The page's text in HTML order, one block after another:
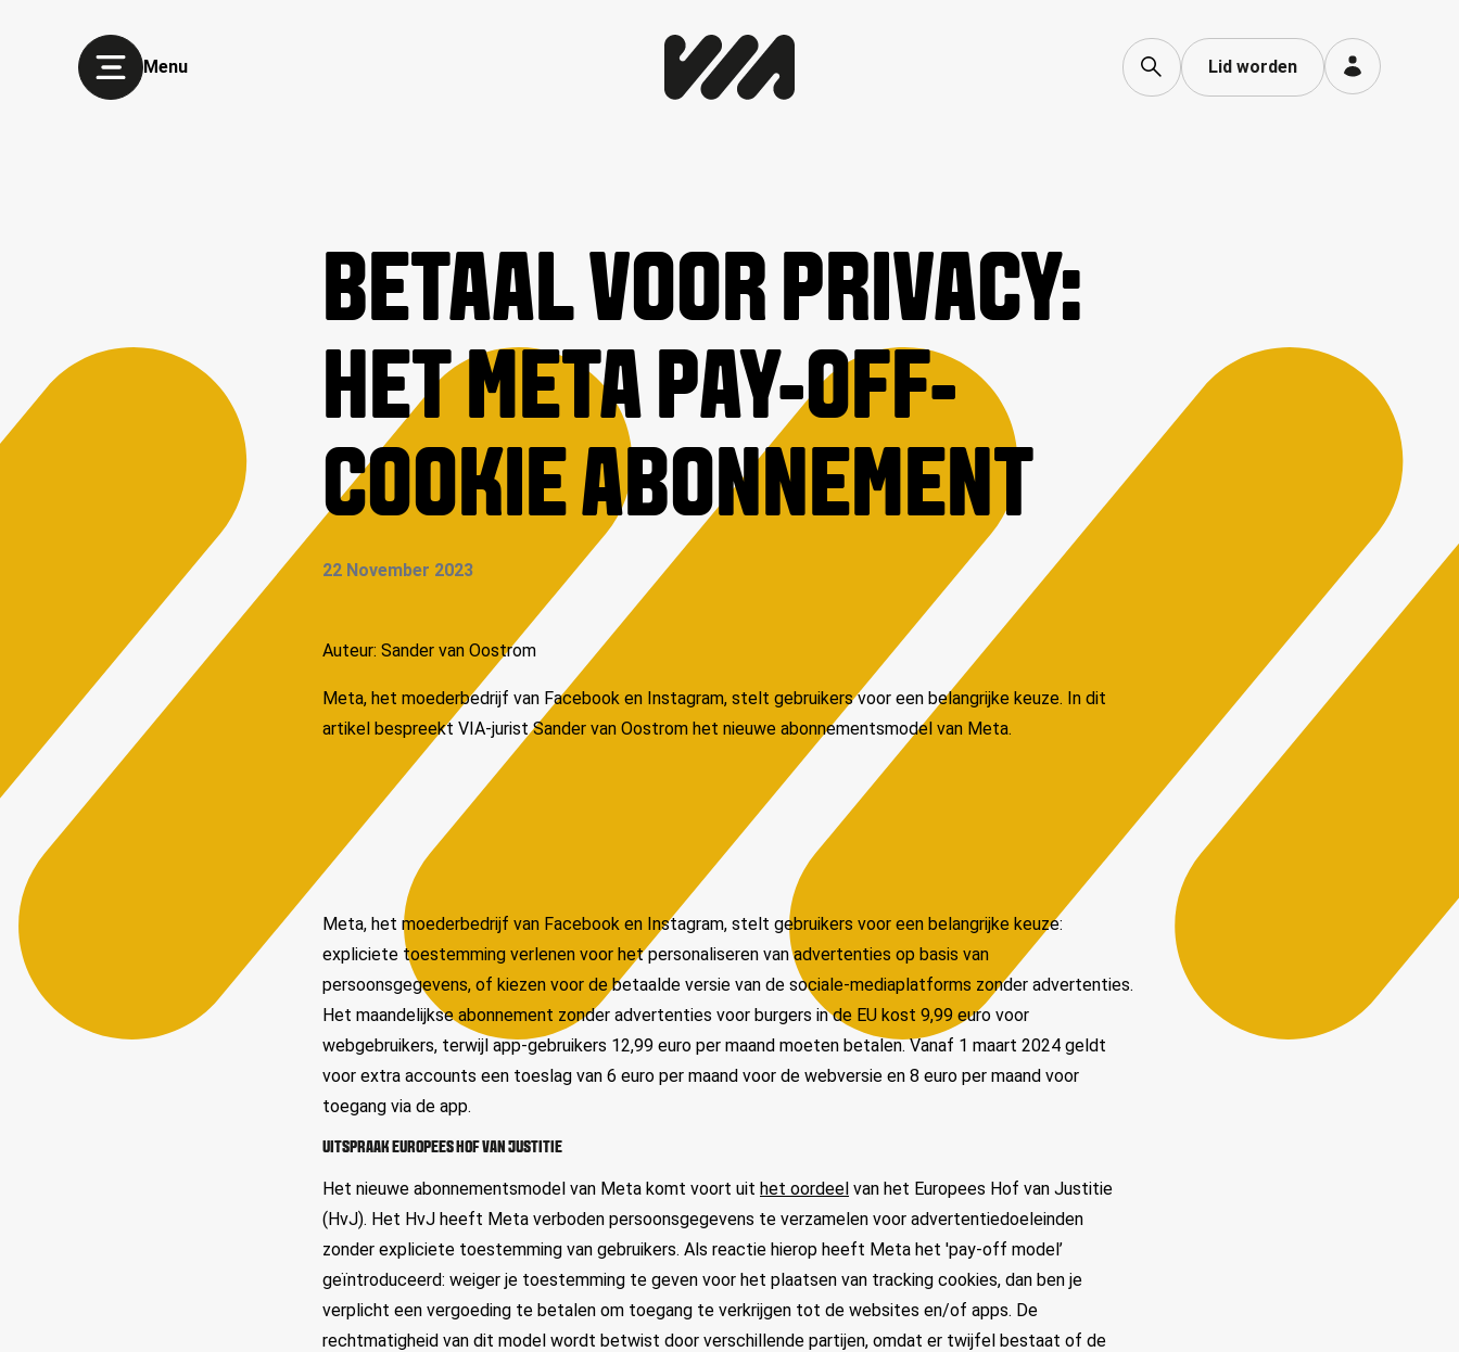
Menu Lid worden
BETAAL VOOR PRIVACY:
HET META PAY-OFF-
COOKIE ABONNEMENT
22 November 2023
Auteur: Sander van Oostrom
Meta, het moederbedrijf van Facebook en Instagram, stelt gebruikers voor een belangrijke keuze. In dit
artikel bespreekt VIA-jurist Sander van Oostrom het nieuwe abonnementsmodel van Meta.
Meta, het moederbedrijf van Facebook en Instagram, stelt gebruikers voor een belangrijke keuze:
expliciete toestemming verlenen voor het personaliseren van advertenties op basis van
persoonsgegevens, of kiezen voor de betaalde versie van de sociale-mediaplatforms zonder advertenties.
Het maandelijkse abonnement zonder advertenties voor burgers in de EU kost 9,99 euro voor
webgebruikers, terwijl app-gebruikers 12,99 euro per maand moeten betalen. Vanaf 1 maart 2024 geldt
voor extra accounts een toeslag van 6 euro per maand voor de webversie en 8 euro per maand voor
toegang via de app.
UITSPRAAK EUROPEES HOF VAN JUSTITIE
Het nieuwe abonnementsmodel van Meta komt voort uit het oordeel van het Europees Hof van Justitie
(HvJ). Het HvJ heeft Meta verboden persoonsgegevens te verzamelen voor advertentiedoeleinden
zonder expliciete toestemming van gebruikers. Als reactie hierop heeft Meta het 'pay-off model’
geïntroduceerd: weiger je toestemming te geven voor het plaatsen van tracking cookies, dan ben je
verplicht een vergoeding te betalen om toegang te verkrijgen tot de websites en/of apps. De
rechtmatigheid van dit model wordt betwist door verschillende partijen, omdat er twijfel bestaat of de